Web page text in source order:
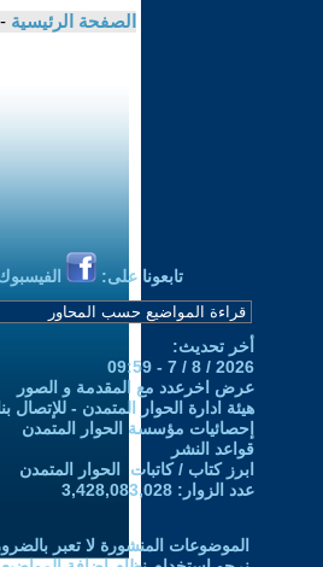
الصفحة الرئيسية -
تابعونا على:
أخر تحديث:
2026 / 8 / 7 - 09:59
عرض اخرعدد مع المقدمة و الصور
هيئة ادارة الحوار المتمدن - للإتصال
إحصائيات مؤسسة الحوار المتمدن
قواعد النشر
ابرز كتاب / كاتبات الحوار المتمدن
عدد الزوار: 3,428,083,028
الموضوعات المنشورة لا تعبر